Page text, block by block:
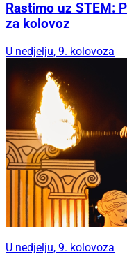
Rastimo uz STEM:
za kolovoz
U nedjelju, 9. kolovoza
U nedjelju, 9. kolovoza